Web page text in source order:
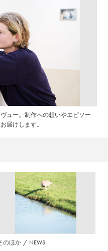
ュー。制作への想いやエピソー
届けします。
のほか NEWS